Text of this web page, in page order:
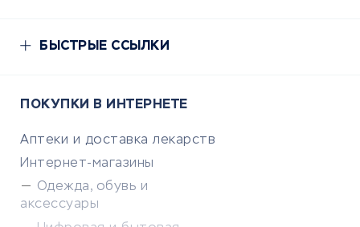
БЫСТРЫЕ ССЫЛКИ
ПОКУПКИ В ИНТЕРНЕТЕ
Аптеки и доставка лекарств
Интернет-магазины
Одежда, обувь и
аксессуары